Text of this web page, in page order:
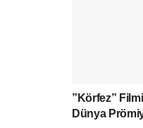
”Körfez”
Dünya